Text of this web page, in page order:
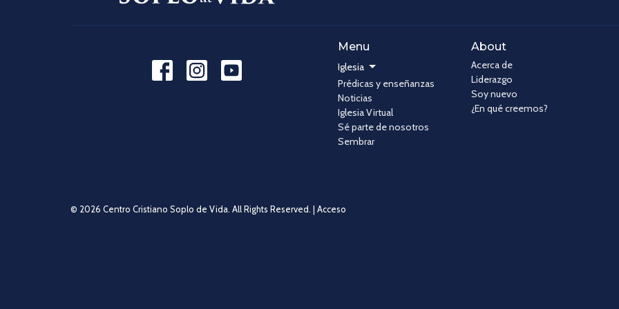
Menu
Iglesia
Prédicas y enseñanzas
Noticias
Iglesia Virtual
Sé parte de nosotros
Sembrar
About
Acerca de
Liderazgo
Soy nuevo
¿En qué creemos?
© 2026 Centro Cristiano Soplo de Vida. All Rights Reserved. | Acceso